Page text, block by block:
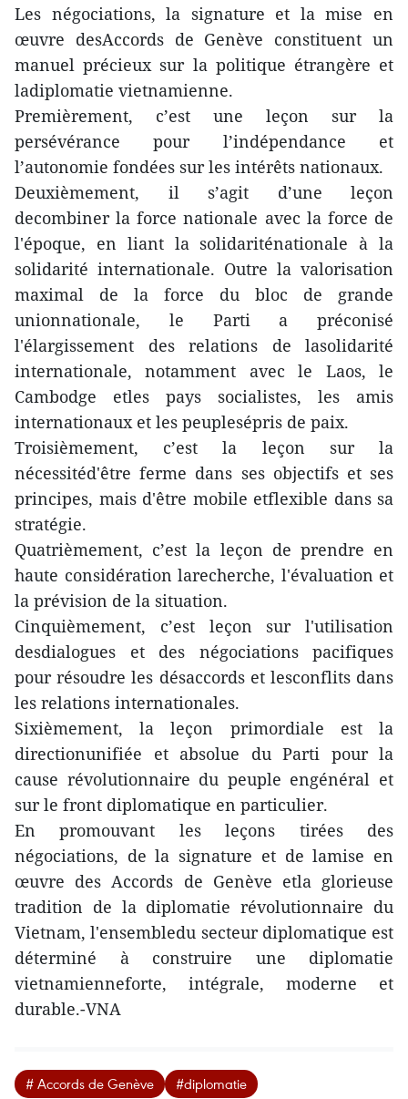
Les négociations, la signature et la mise en
œuvre desAccords de Genève constituent un
manuel précieux sur la politique étrangère et
ladiplomatie vietnamienne.
Premièrement, c’est une leçon sur la
persévérance pour l’indépendance et
l’autonomie fondées sur les intérêts nationaux.
Deuxièmement, il s’agit d’une leçon
decombiner la force nationale avec la force de
l'époque, en liant la solidariténationale à la
solidarité internationale. Outre la valorisation
maximal de la force du bloc de grande
unionnationale, le Parti a préconisé
l'élargissement des relations de lasolidarité
internationale, notamment avec le Laos, le
Cambodge etles pays socialistes, les amis
internationaux et les peuplesépris de paix.
Troisièmement, c’est la leçon sur la
nécessitéd'être ferme dans ses objectifs et ses
principes, mais d'être mobile etflexible dans sa
stratégie.
Quatrièmement, c’est la leçon de prendre en
haute considération larecherche, l'évaluation et
la prévision de la situation.
Cinquièmement, c’est leçon sur l'utilisation
desdialogues et des négociations pacifiques
pour résoudre les désaccords et lesconflits dans
les relations internationales.
Sixièmement, la leçon primordiale est la
directionunifiée et absolue du Parti pour la
cause révolutionnaire du peuple engénéral et
sur le front diplomatique en particulier.
En promouvant les leçons tirées des
négociations, de la signature et de lamise en
œuvre des Accords de Genève etla glorieuse
tradition de la diplomatie révolutionnaire du
Vietnam, l'ensembledu secteur diplomatique est
déterminé à construire une diplomatie
vietnamienneforte, intégrale, moderne et
durable.-VNA
# Accords de Genève #diplomatie